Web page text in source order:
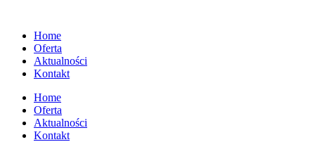
Home
Oferta
Aktualności
Kontakt
Home
Oferta
Aktualności
Kontakt